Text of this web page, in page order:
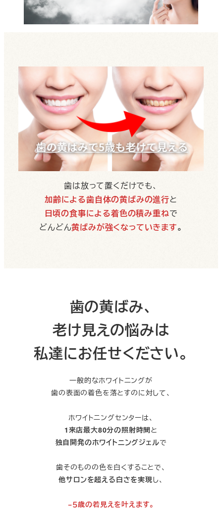
歯は放って置くだけでも、
加齢による歯自体の黄ばみの進行と
日頃の食事による着色の積み重ねで
どんどん黄ばみが強くなっていきます。
歯の黄ばみ、
老け見えの悩みは
私達にお任せください。
一般的なホワイトニングが
歯の表面の着色を落とすのに対して、
ホワイトニングセンターは、
1来店最大80分の照射時間と
独自開発のホワイトニングジェルで
歯そのものの色を白くすることで、
他サロンを超える白さを実現し、
−５歳の若見えを叶えます。